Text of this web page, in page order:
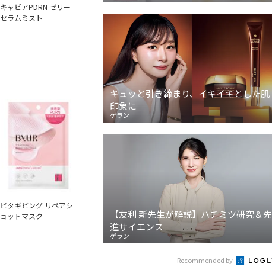
キャビアPDRN ゼリー
セラムミスト
ビタギビング リペアシ
ョットマスク
キュッと引き締まり、イキイキとした肌
印象に
ゲラン
【友利 新先生が解説】ハチミツ研究＆先
進サイエンス
ゲラン
Recommended by